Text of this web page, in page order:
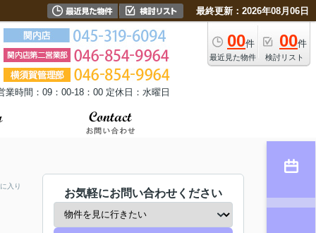
最終更新：2026年08月06日
00件
最近見た物件
00件
検討リスト
業時間：09：00-18：00 定休日：水曜日
入り
お気軽にお問い合わせください